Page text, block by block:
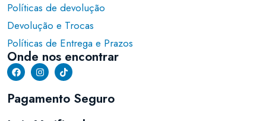
Políticas de devolução
Devolução e Trocas
Políticas de Entrega e Prazos
Onde nos encontrar
Pagamento Seguro